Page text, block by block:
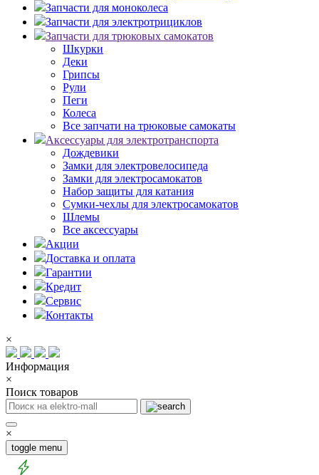
Запчасти для моноколеса
Запчасти для электротрициклов
Запчасти для трюковых самокатов
Шкурки
Деки
Грипсы
Рули
Пеги
Колеса
Все запчати на трюковые самокаты
Аксессуары для электротранспорта
Дождевики
Замки для электровелосипеда
Замки для электросамокатов
Набор защиты для катания
Сумки-чехлы для электросамокатов
Шлемы
Все аксессуары
Акции
Доставка и оплата
Гарантии
Кредит
Сервис
Контакты
×
Информация
×
Поиск товаров
×
toggle menu